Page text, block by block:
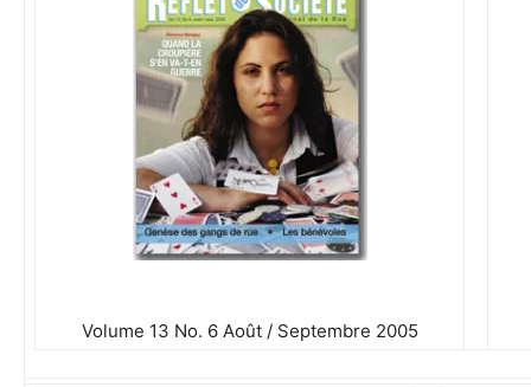
Volume 13 No. 6 Août / Septembre 2005